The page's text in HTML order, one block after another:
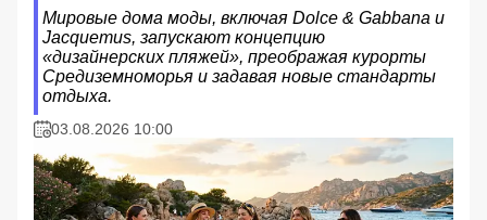
Мировые дома моды, включая Dolce & Gabbana и
Jacquemus, запускают концепцию
«дизайнерских пляжей», преображая курорты
Средиземноморья и задавая новые стандарты
отдыха.
03.08.2026 10:00